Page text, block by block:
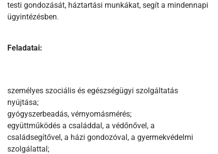
testi gondozását, háztartási munkákat, segít a mindennapi
ügyintézésben.
Feladatai:
személyes szociális és egészségügyi szolgáltatás
nyújtása;
gyógyszerbeadás, vérnyomásmérés;
együttműködés a családdal, a védőnővel, a
családsegítővel, a házi gondozóval, a gyermekvédelmi
szolgálattal;